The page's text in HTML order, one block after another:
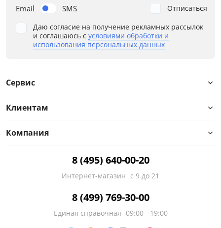
Email SMS
Даю согласие на получение рекламных рассылок
и соглашаюсь с условиями обработки и
использования персональных данных
Отписаться
Сервис
Клиентам
Компания
8 (495) 640-00-20
Интернет-магазин с 9 до 21
8 (499) 769-30-00
Единая справочная 09:00 - 19:00